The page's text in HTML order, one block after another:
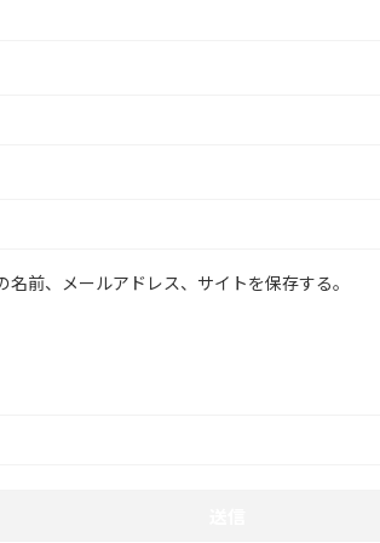
前、メールアドレス、サイトを保存する。